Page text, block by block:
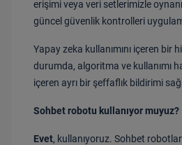
erişimi veya veri setlerimizle
güncel güvenlik kontrolleri
Yapay zeka kullanımını içeren bir
durumda, algoritma ve kullanımı
içeren ayrı bir şeffaflık bildirimi
Sohbet robotu kullanıyor muyuz?
Evet, kullanıyoruz. Sohbet